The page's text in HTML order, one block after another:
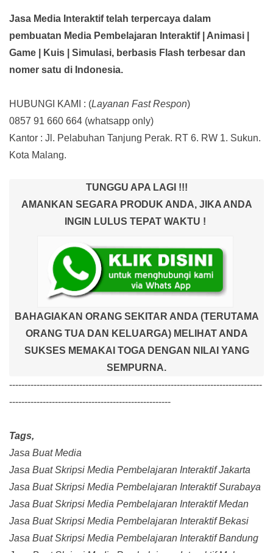
Jasa Media Interaktif telah terpercaya dalam
pembuatan Media Pembelajaran Interaktif| Animasi |
Game | Kuis | Simulasi, berbasis Flash terbesar dan
nomer satu di Indonesia.
HUBUNGI KAMI : (Layanan Fast Respon)
0857 91 660 664 (whatsapp only)
Kantor : Jl. Pelabuhan Tanjung Perak. RT 6. RW 1. Sukun.
Kota Malang.
TUNGGU APA LAGI !!!
AMANKAN SEGARA PRODUK ANDA, JIKA ANDA
INGIN LULUS TEPAT WAKTU !
BAHAGIAKAN ORANG SEKITAR ANDA (TERUTAMA
ORANG TUA DAN KELUARGA) MELIHAT ANDA
SUKSES MEMAKAI TOGA DENGAN NILAI YANG
SEMPURNA.
-----------------------------------------------------------------------------------
-----------------------------------------------------
Tags,
Jasa Buat Media
Jasa Buat Skripsi Media Pembelajaran Interaktif Jakarta
Jasa Buat Skripsi Media Pembelajaran Interaktif Surabaya
Jasa Buat Skripsi Media Pembelajaran Interaktif Medan
Jasa Buat Skripsi Media Pembelajaran Interaktif Bekasi
Jasa Buat Skripsi Media Pembelajaran Interaktif Bandung